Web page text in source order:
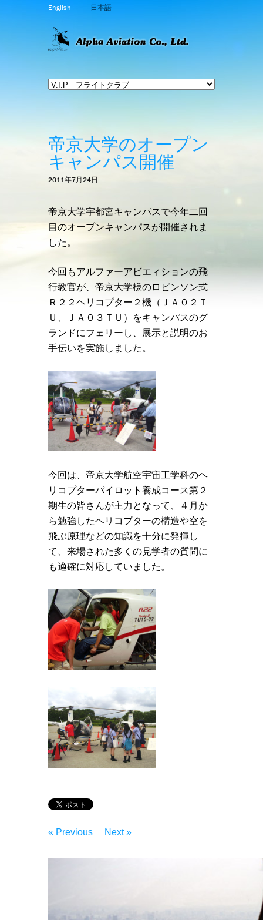
English 日本語
帝京大学のオープン
キャンパス開催
2011年7月24日
帝京大学宇都宮キャンパスで今年二回
目のオープンキャンパスが開催されま
した。
今回もアルファーアビエィションの飛
行教官が、帝京大学様のロビンソン式
Ｒ２２ヘリコプター２機（ＪＡ０２Ｔ
Ｕ、ＪＡ０３ＴＵ）をキャンパスのグ
ランドにフェリーし、展示と説明のお
手伝いを実施しました。
今回は、帝京大学航空宇宙工学科のヘ
リコプターパイロット養成コース第２
期生の皆さんが主力となって、４月か
ら勉強したヘリコプターの構造や空を
飛ぶ原理などの知識を十分に発揮し
て、来場された多くの見学者の質問に
も適確に対応していました。
« Previous Next »